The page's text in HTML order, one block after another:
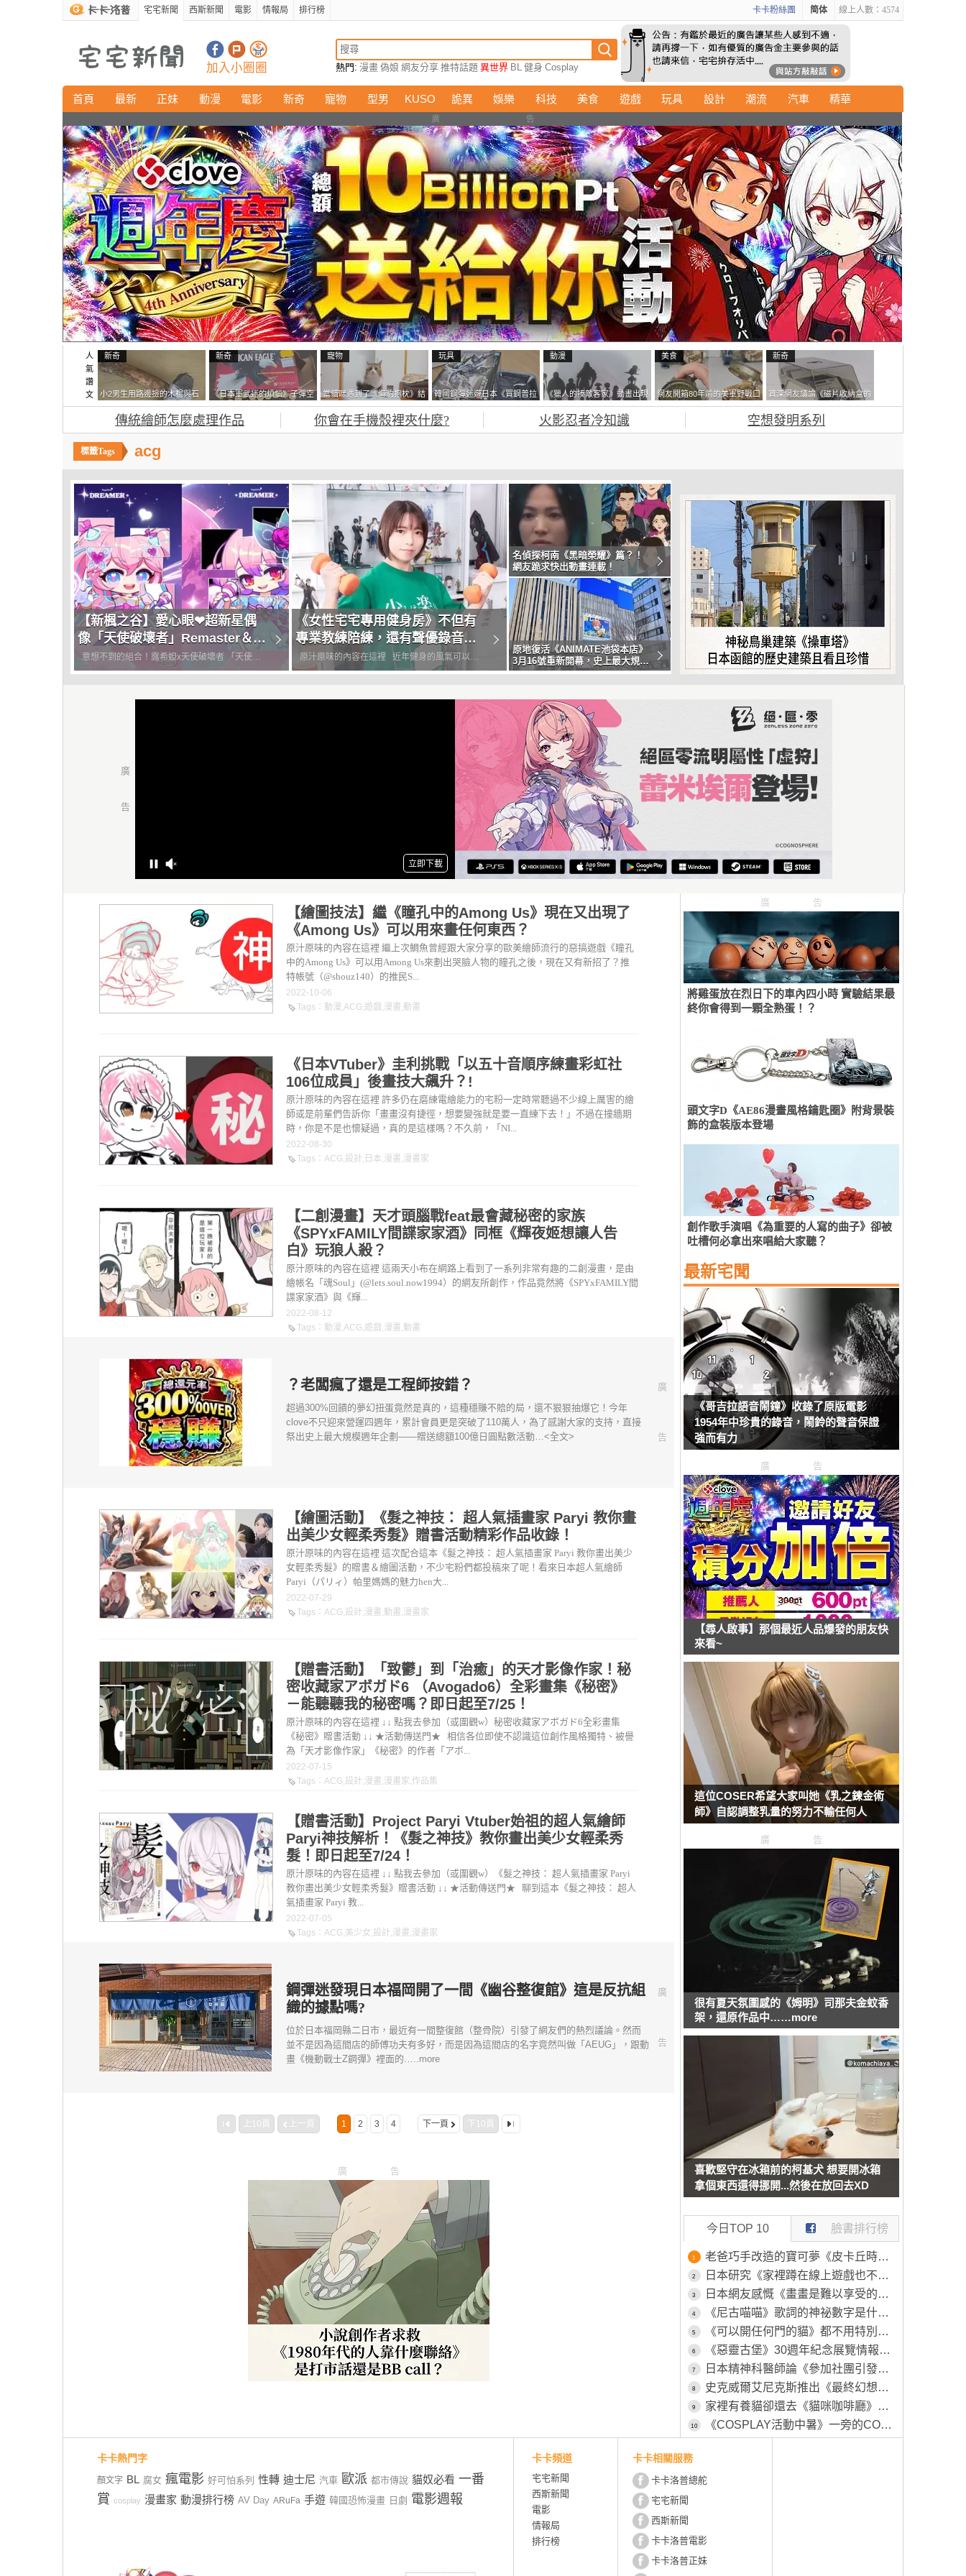
宅宅新聞 西斯新聞 電影 情報局 排行榜 線上人數：4574
简体
卡卡粉絲團
加入小圈圈 熱門: 漫畫 偽娘 網友分享 推特話題 異世界 BL 健身 Cosplay
首頁 最新 正妹 動漫 電影 新奇 寵物 型男 KUSO 詭異 娛樂 科技 美食 遊戲 玩具 設計 潮流 汽車 精華
人
氣
讚
文
新奇
小2男生用路邊撿的木棍與石
頭做成了《石斧》馬麻打開書
包嚇一跳怎麼會有這種東
西！？
新奇
《日本軍武迷的煩惱》子彈空
盒在日本超級貴 美國網友直
接一大箱寄給他了
寵物
當貓咪遇到了《海豹抱枕》結
果玩了10天後，海豹一整個走
鐘笑翻網友
玩具
韓國鋼彈迷遊日本《買鋼普拉
塞不進行李箱》網友們集思廣
益提供解方了……
動漫
《獵人的揍敵客家》動畫出現
的這個剪影是誰？你是不是忘
記還有這號人物了
美食
網友開箱80年前的美軍野戰口
糧 罐頭本身保存良好，但裡
新奇
資深網友議論《磁片收納盒的
鎖有什麼用》想偷的話整盒拿
走不就好了嗎？
傳統繪師怎麼處理作品 你會在手機殼裡夾什麼? 火影忍者冷知識 空想發明系列
acg
【新楓之谷】愛心眼❤超新星偶
像「天使破壞者」Remaster＆我
推的Boss「露希妲」粉嫩登場！
全新OP主題曲《Shining
壞者？你怎麼會在這裡…」天使破壞者竟然出現在
夢中的拉契爾恩，難道…這是露希妲的願望？在此
《女性宅宅專用健身房》不但有
專業教練陪練，還有聲優錄音替
你加油打氣
相當的普及化，大家走在路上一定都有看過一身緊
實肌肉的健身小哥或妹子吧(抖眉毛)，如果螢幕前
的你也正在努力訓練，希望在這個夏天穿少一點露
名偵探柯南《黑暗榮耀》篇？！
網友跪求快出動畫連載！
原地復活《ANIMATE池袋本店》
3月16號重新開幕，史上最大規模
的動漫商店就此誕生
【繪圖技法】繼《瞳孔中的Among Us》現在又出現了
《Among Us》可以用來畫任何東西？
原汁原味的內容在這裡 繼上次鯛魚曾經跟大家分享的歐美繪師流行的惡搞遊戲《瞳孔
中的Among Us》可以用Among Us來劃出哭臉人物的瞳孔之後，現在又有新招了？推
特帳號（@shouz140）的推民S...
2022-10-06
Tags ： 動漫,ACG,遊戲,漫畫,動畫
《日本VTuber》圭利挑戰「以五十音順序練畫彩虹社
106位成員」後畫技大飆升？!
原汁原味的內容在這裡 許多仍在磨練電繪能力的宅粉一定時常聽過不少線上厲害的繪
師或是前輩們告訴你「畫畫沒有捷徑，想要變強就是要一直練下去！」不過在撞牆期
時，你是不是也懷疑過，真的是這樣嗎？不久前，「NI...
2022-08-30
Tags ： ACG,設計, 日本,漫畫,漫畫家
【二創漫畫】天才頭腦戰feat最會藏秘密的家族
《SPYxFAMILY間諜家家酒》同框《輝夜姬想讓人告
白》玩狼人殺？
原汁原味的內容在這裡 這兩天小布在網路上看到了一系列非常有趣的二創漫畫，是由
繪帳名「魂Soul」(@lets.soul.now1994）的網友所創作，作品竟然將《SPYxFAMILY間
諜家家酒》與《輝...
2022-08-12
Tags ： 動漫,ACG,遊戲,漫畫,動畫
？老闆瘋了還是工程師按錯？
超過300%回饋的夢幻扭蛋竟然是真的，這種穩賺不賠的局，還不狠狠抽爆它！今年
clove不只迎來營運四週年，累計會員更是突破了110萬人，為了感謝大家的支持，直接
祭出史上最大規模週年企劃——贈送總額100億日圓點數活動…<全文>
廣
告
【繪圖活動】《髮之神技： 超人氣插畫家 Paryi 教你畫
出美少女輕柔秀髮》贈書活動精彩作品收錄！
原汁原味的內容在這裡 這次配合這本《髮之神技： 超人氣插畫家 Paryi 教你畫出美少
女輕柔秀髮》的贈書＆繪圖活動，不少宅粉們都投稿來了呢！看來日本超人氣繪師
Paryi（パリィ）帕里媽媽的魅力hen大...
2022-07-29
Tags ： ACG,設計,漫畫,動畫,漫畫家
【贈書活動】「致鬱」到「治癒」的天才影像作家！秘
密收藏家アボガド6 （Avogado6）全彩畫集《秘密》
－能聽聽我的秘密嗎？即日起至7/25！
原汁原味的內容在這裡 ↓↓ 點我去參加（或圍觀w）秘密收藏家アボガド6全彩畫集
《秘密》贈書活動 ↓↓ ★活動傳送門★ 相信各位即使不認識這位創作風格獨特、被譽
為「天才影像作家」《秘密》的作者「アボ...
2022-07-15
Tags ： ACG,設計,漫畫,漫畫家,作品集
【贈書活動】Project Paryi Vtuber始祖的超人氣繪師
Paryi神技解析！《髮之神技》教你畫出美少女輕柔秀
髮！即日起至7/24！
原汁原味的內容在這裡 ↓↓ 點我去參加（或圍觀w）《髮之神技： 超人氣插畫家 Paryi
教你畫出美少女輕柔秀髮》贈書活動 ↓↓ ★活動傳送門★ 聊到這本《髮之神技： 超人
氣插畫家 Paryi 教...
2022-07-05
Tags ： ACG,美少女,設計,漫畫,漫畫家
鋼彈迷發現日本福岡開了一間《幽谷整復館》這是反抗組
織的據點嗎?
位於日本福岡縣二日市，最近有一間整復館（整骨院）引發了網友們的熱烈議論。然而
並不是因為這間店的師傅功夫有多好，而是因為這間店的名字竟然叫做「AEUG」，跟動
畫《機動戰士Z鋼彈》裡面的…..more
廣
告
上10頁 上一頁 1 2 3 4 下一頁 下10頁
廣告
廣告
將雞蛋放在烈日下的車內四小時 實驗結果最
終你會得到一顆全熟蛋！？
頭文字D《AE86漫畫風格鑰匙圈》附背景裝
飾的盒裝版本登場
創作歌手演唱《為重要的人寫的曲子》卻被
吐槽何必拿出來唱給大家聽？
最新宅聞
《哥吉拉語音鬧鐘》收錄了原版電影
1954年中珍貴的錄音，鬧鈴的聲音保證
強而有力
廣告
【尋人啟事】那個最近人品爆發的朋友快
來看~
這位COSER希望大家叫她《乳之鍊金術
師》自認調整乳量的努力不輸任何人
廣告
很有夏天氛圍感的《姆明》司那夫金蚊香
架，還原作品中……more
喜歡堅守在冰箱前的柯基犬 想要開冰箱
拿個東西還得挪開...然後在放回去XD
今日TOP 10 臉書排行榜
1 老爸巧手改造的寶可夢《皮卡丘時鐘》原本的模樣被女兒嫌棄不可愛，所以特別為其特別製作一番
2 日本研究《家裡蹲在線上遊戲也不會社交》越玩越沒辦法回歸社會？
3 日本網友感慨《畫畫是難以享受的興趣》畫得不好就永遠得不到樂趣了？
4 《尼古喵喵》歌詞的神祕數字是什麼意思？不相信的粉絲都去店裡點點看了……
5 《可以開任何門的貓》都不用特別開小洞給牠，整個家貓貓進出完全自由
6 《惡靈古堡》30週年紀念展覽情報釋出 屆時將會有全球首個「里昂・S・甘迺迪」等身大立體模型展出
7 日本精神科醫師論《參加社團引發心理問題的學生》管樂社其實比運動社團更嚴重？
8 史克威爾艾尼克斯推出《最終幻想絨毛卡盒》包含陸行鳥在內共四種款式，預計11月27號推出
9 家裡有養貓卻還去《貓咪咖啡廳》這種心態是不是跟男人上酒店一樣？
10 《COSPLAY活動中暑》一旁的COSER見狀幫忙叫救護車 卻被工作人員嫌棄了
卡卡熱門字
顏文字 BL 腐女 瘋電影 好可怕系列 性轉 迪士尼 汽車 歐派 都市傳說 貓奴必看 一番
賞 cosplay 漫畫家 動漫排行榜 AV Day ARuFa 手遊 韓國恐怖漫畫 日劇 電影週報
卡卡頻道
宅宅新聞
西斯新聞
電影
情報局
排行榜
卡卡相關服務
卡卡洛普總舵
宅宅新聞
西斯新聞
卡卡洛普電影
卡卡洛普正妹